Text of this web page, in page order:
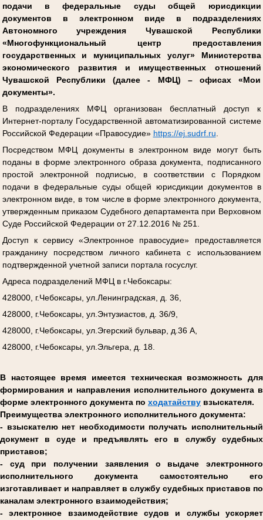
подачи в федеральные суды общей юрисдикции
документов в электронном виде в подразделениях
Автономного учреждения Чувашской Республики
«Многофункциональный центр предоставления
государственных и муниципальных услуг» Министерства
экономического развития и имущественных отношений
Чувашской Республики (далее - МФЦ) – офисах «Мои
документы».
В подразделениях МФЦ организован бесплатный доступ к
Интернет-порталу Государственной автоматизированной системе
Российской Федерации «Правосудие» https://ej.sudrf.ru
Посредством МФЦ документы в электронном виде могут быть
поданы в форме электронного образа документа, подписанного
простой электронной подписью, в соответствии с Порядком
подачи в федеральные суды общей юрисдикции документов в
электронном виде, в том числе в форме электронного документа,
утвержденным приказом Судебного департамента при Верховном
Суде Российской Федерации от 27.12.2016 № 251.
Доступ к сервису «Электронное правосудие» предоставляется
гражданину посредством личного кабинета с использованием
подтвержденной учетной записи портала госуслуг.
Адреса подразделений МФЦ в г.Чебоксары:
428000, г.Чебоксары, ул.Ленинградская, д. 36,
428000, г.Чебоксары, ул.Энтузиастов, д. 36/9,
428000, г.Чебоксары, ул.Эгерский бульвар, д.36 А,
428000, г.Чебоксары, ул.Эльгера, д. 18.
В настоящее время имеется техническая возможность для
формирования и направления исполнительного документа в
форме электронного документа по ходатайству взыскателя.
Преимущества электронного исполнительного документа:
- взыскателю нет необходимости получать исполнительный
документ в суде и предъявлять его в службу судебных
приставов;
- суд при получении заявления о выдаче электронного
исполнительного документа самостоятельно его
изготавливает и направляет в службу судебных приставов по
каналам электронного взаимодействия;
- электронное взаимодействие судов и службы ускоряет